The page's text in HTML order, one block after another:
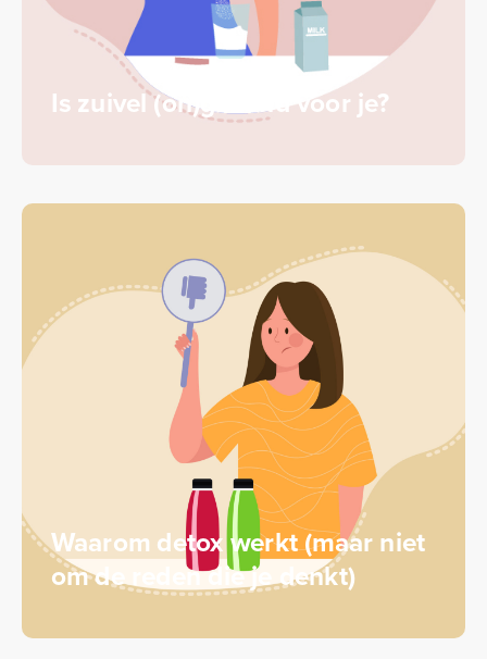
Is zuivel (on)gezond voor je?
Waarom detox werkt (maar niet
om de reden die je denkt)